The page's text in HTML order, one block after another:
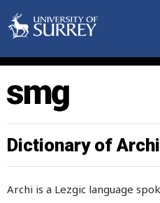
Dictionary of Archi
Archi is a Lezgic language
отец
отказываться
открывать
открыто
открытый